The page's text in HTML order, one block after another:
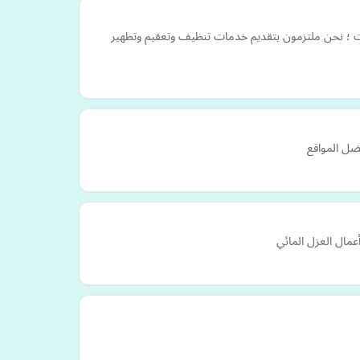
؛ نحن ملتزمون بتقديم خدمات تنظيف وتعقيم وتطهير
المواقع